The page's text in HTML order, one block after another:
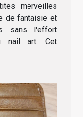
merveilles
de fantaisie et
sans l'effort
nail art. Cet